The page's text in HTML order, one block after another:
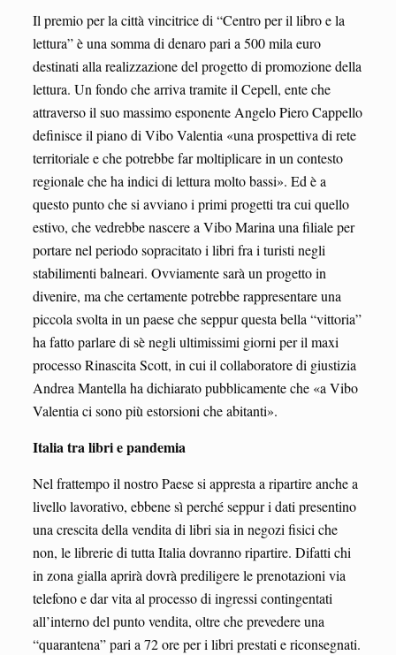
Il premio per la città vincitrice di “Centro per il libro e la
lettura” è una somma di denaro pari a 500 mila euro
destinati alla realizzazione del progetto di promozione della
lettura. Un fondo che arriva tramite il Cepell, ente che
attraverso il suo massimo esponente Angelo Piero Cappello
definisce il piano di Vibo Valentia «una prospettiva di rete
territoriale e che potrebbe far moltiplicare in un contesto
regionale che ha indici di lettura molto bassi». Ed è a
questo punto che si avviano i primi progetti tra cui quello
estivo, che vedrebbe nascere a Vibo Marina una filiale per
portare nel periodo sopracitato i libri fra i turisti negli
stabilimenti balneari. Ovviamente sarà un progetto in
divenire, ma che certamente potrebbe rappresentare una
piccola svolta in un paese che seppur questa bella “vittoria”
ha fatto parlare di sè negli ultimissimi giorni per il maxi
processo Rinascita Scott, in cui il collaboratore di giustizia
Andrea Mantella ha dichiarato pubblicamente che «a Vibo
Valentia ci sono più estorsioni che abitanti».
Italia tra libri e pandemia
Nel frattempo il nostro Paese si appresta a ripartire anche a
livello lavorativo, ebbene sì perché seppur i dati presentino
una crescita della vendita di libri sia in negozi fisici che
non, le librerie di tutta Italia dovranno ripartire. Difatti chi
in zona gialla aprirà dovrà prediligere le prenotazioni via
telefono e dar vita al processo di ingressi contingentati
all’interno del punto vendita, oltre che prevedere una
“quarantena” pari a 72 ore per i libri prestati e riconsegnati.